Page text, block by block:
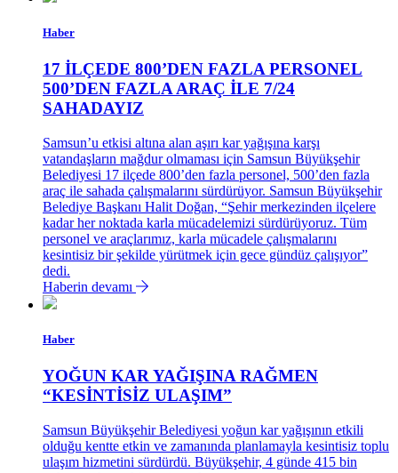
Haber
17 İLÇEDE 800’DEN FAZLA PERSONEL
500’DEN FAZLA ARAÇ İLE 7/24
SAHADAYIZ
Samsun’u etkisi altına alan aşırı kar yağışına karşı
vatandaşların mağdur olmaması için Samsun Büyükşehir
Belediyesi 17 ilçede 800’den fazla personel, 500’den fazla
araç ile sahada çalışmalarını sürdürüyor. Samsun Büyükşehir
Belediye Başkanı Halit Doğan, “Şehir merkezinden ilçelere
kadar her noktada karla mücadelemizi sürdürüyoruz. Tüm
personel ve araçlarımız, karla mücadele çalışmalarını
kesintisiz bir şekilde yürütmek için gece gündüz çalışıyor”
dedi.
Haberin devamı
Haber
YOĞUN KAR YAĞIŞINA RAĞMEN
“KESİNTİSİZ ULAŞIM”
Samsun Büyükşehir Belediyesi yoğun kar yağışının etkili
olduğu kentte etkin ve zamanında planlamayla kesintisiz toplu
ulaşım hizmetini sürdürdü. Büyükşehir, 4 günde 415 bin